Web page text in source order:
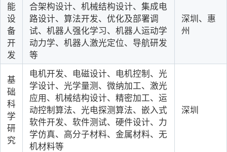
能
设
备
开
发
合架构设计、机械结构设计、集成电
路设计、算法开发、优化及部署调
试、机器人强化学习、机器人运动学
动力学、 机器人激光定位、导航研发
等
深圳、惠
州
基
础
科
学
研
究
电机开发、电磁设计、电机控制、光
学设计、光学量测、微纳加工、激光
应用、机械结构设计、精密加工、运
动控制算法、光电探测算法、嵌入式
软件开发、软件测试、硬件设计、力
学仿真、高分子材料、金属材料、无
机材料等
深圳